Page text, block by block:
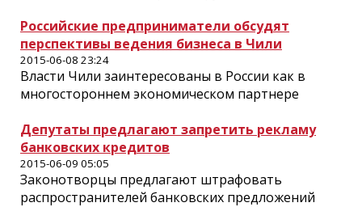
Российские предприниматели обсудят
перспективы ведения бизнеса в Чили
2015-06-08 23:24
Власти Чили заинтересованы в России как в
многостороннем экономическом партнере
Депутаты предлагают запретить рекламу
банковских кредитов
2015-06-09 05:05
Законотворцы предлагают штрафовать
распространителей банковских предложений